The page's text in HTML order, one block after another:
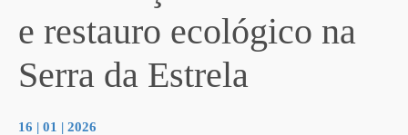
e restauro ecológico na
Serra da Estrela
16 | 01 | 2026